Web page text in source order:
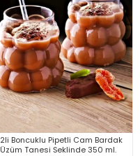
2li Boncuklu Pipetli Cam Bardak
Üzüm Tanesi Şeklinde 350 ml.